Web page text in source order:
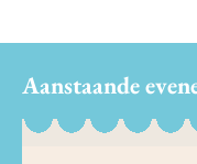
Aanstaande